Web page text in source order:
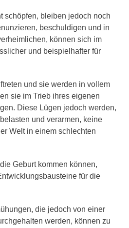
schöpfen, bleiben jedoch noch
beschuldigen und in
können sich im
und beispielhafter für
und sie werden in vollem
sie im Trieb ihres eigenen
Diese Lügen jedoch werden,
und verarmen, keine
Welt in einem schlechten
Geburt kommen können,
für die
die jedoch von einer
werden, können zu